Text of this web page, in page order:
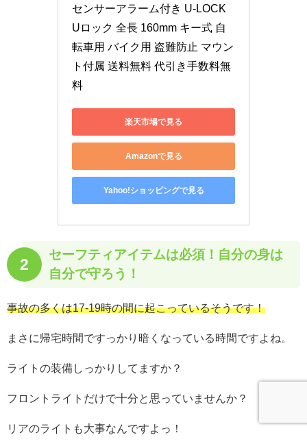
センサーアラーム付き U-LOCK
Uロック 全長 160mm キー式 自
転車用 バイク用 盗難防止 マウン
ト付属 送料無料 代引き手数料無
料
楽天市場で見る
Amazonで見る
Yahoo!ショッピングで見る
2
セーフティアイテムは必須！ 自分の身は
自分で守ろう！
事故の多くは17-19時の間に起こっているそうです！
まさに帰宅時間ですっかり暗くなっている時間ですよね。
ライトの装備しっかりしてますか？
フロントライトだけで十分と思っていませんか？
リアのライトも大事なんですよっ！